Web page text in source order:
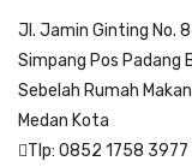
Jl. Jamin Ginting No.
Simpang Pos Padang
Sebelah Rumah
Medan Kota
Tlp: 0852 1758 3977